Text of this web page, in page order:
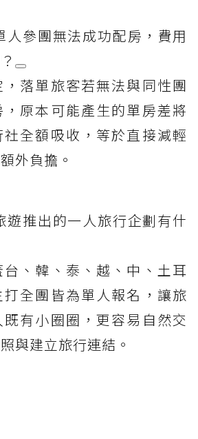
人參團無法成功配房，費用
落單旅客若無法與同性團
，原本可能產生的單房差將
全額吸收，等於直接減輕
外負擔。
遊推出的一人旅行企劃有什
、韓、泰、越、中、土耳
全團皆為單人報名，讓旅
有小圈圈，更容易自然交
與建立旅行連結。